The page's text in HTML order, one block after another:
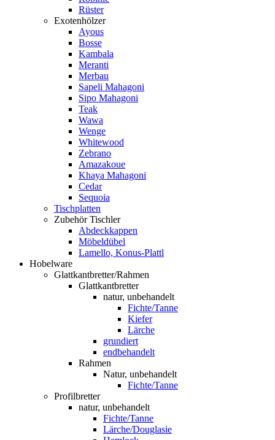
Rüster
Exotenhölzer
Ayous
Bosse
Kambala
Meranti
Merbau
Sapeli Mahagoni
Sipo Mahagoni
Teak
Wawa
Wenge
Whitewood
Zebrano
Amazakoue
Khaya Mahagoni
Cedar
Sequoia
Tischplatten
Zubehör Tischler
Abdeckkappen
Möbeldübel
Lamello, Konus-Plattl
Hobelware
Glattkantbretter/Rahmen
Glattkantbretter
natur, unbehandelt
Fichte/Tanne
Kiefer
Lärche
grundiert
endbehandelt
Rahmen
Natur, unbehandelt
Fichte/Tanne
Profilbretter
natur, unbehandelt
Fichte/Tanne
Lärche/Douglasie